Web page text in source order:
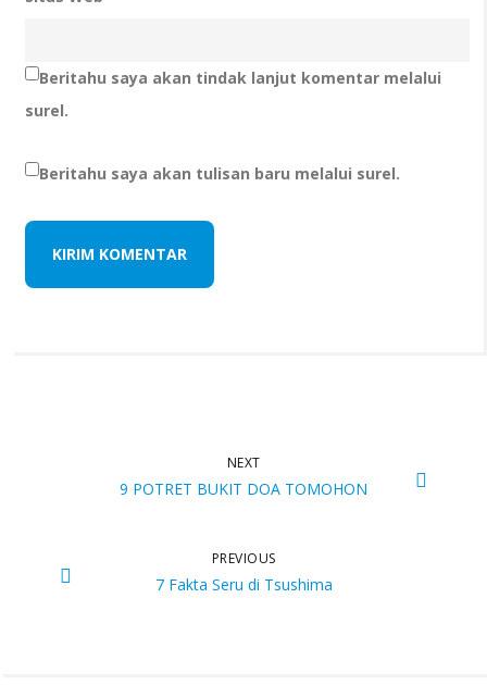
Beritahu saya akan tindak lanjut komentar melalui
surel.
Beritahu saya akan tulisan baru melalui surel.
NEXT
9 POTRET BUKIT DOA TOMOHON
PREVIOUS
7 Fakta Seru di Tsushima